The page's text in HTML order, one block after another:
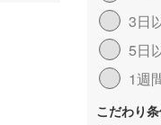
3日
5日
1週
こだわり